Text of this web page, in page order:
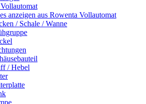
anzeigen aus Rowenta Vollautomat
/ Schale / Wanne
/ Hebel